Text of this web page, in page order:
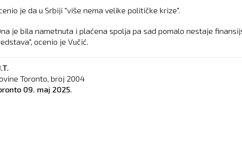
je da u Srbiji "više nema velike političke krize".
je bila nametnuta i plaćena spolja pa sad pomalo nestaje
ocenio je Vučić.
Toronto, broj 2004
09. maj 2025.